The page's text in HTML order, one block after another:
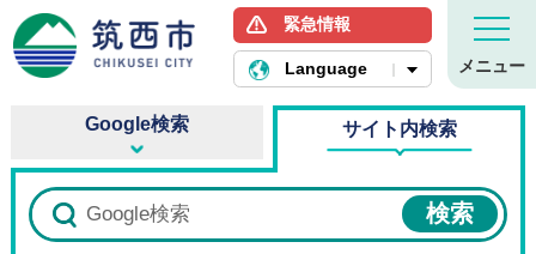
筑西市ホームページ
緊急情報
Language メニュー
Google検索 サイト内検索